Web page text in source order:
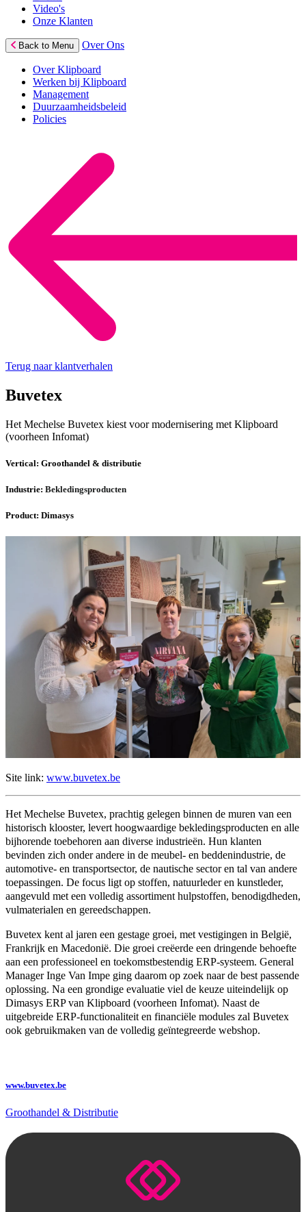
Video's
Onze Klanten
Back to Menu Over Ons
Over Klipboard
Werken bij Klipboard
Management
Duurzaamheidsbeleid
Policies
Terug naar klantverhalen
Buvetex
Het Mechelse Buvetex kiest voor modernisering met Klipboard
(voorheen Infomat)
Vertical: Groothandel & distributie
Industrie: Bekledingsproducten
Product: Dimasys
Site link: www.buvetex.be
Het Mechelse Buvetex, prachtig gelegen binnen de muren van een
historisch klooster, levert hoogwaardige bekledingsproducten en alle
bijhorende toebehoren aan diverse industrieën. Hun klanten
bevinden zich onder andere in de meubel- en beddenindustrie, de
automotive- en transportsector, de nautische sector en tal van andere
toepassingen. De focus ligt op stoffen, natuurleder en kunstleder,
aangevuld met een volledig assortiment hulpstoffen, benodigdheden,
vulmaterialen en gereedschappen.
Buvetex kent al jaren een gestage groei, met vestigingen in België,
Frankrijk en Macedonië. Die groei creëerde een dringende behoefte
aan een professioneel en toekomstbestendig ERP‑systeem. General
Manager Inge Van Impe ging daarom op zoek naar de best passende
oplossing. Na een grondige evaluatie viel de keuze uiteindelijk op
Dimasys ERP van Klipboard (voorheen Infomat). Naast de
uitgebreide ERP‑functionaliteit en financiële modules zal Buvetex
ook gebruikmaken van de volledig geïntegreerde webshop.
www.buvetex.be
Groothandel & Distributie